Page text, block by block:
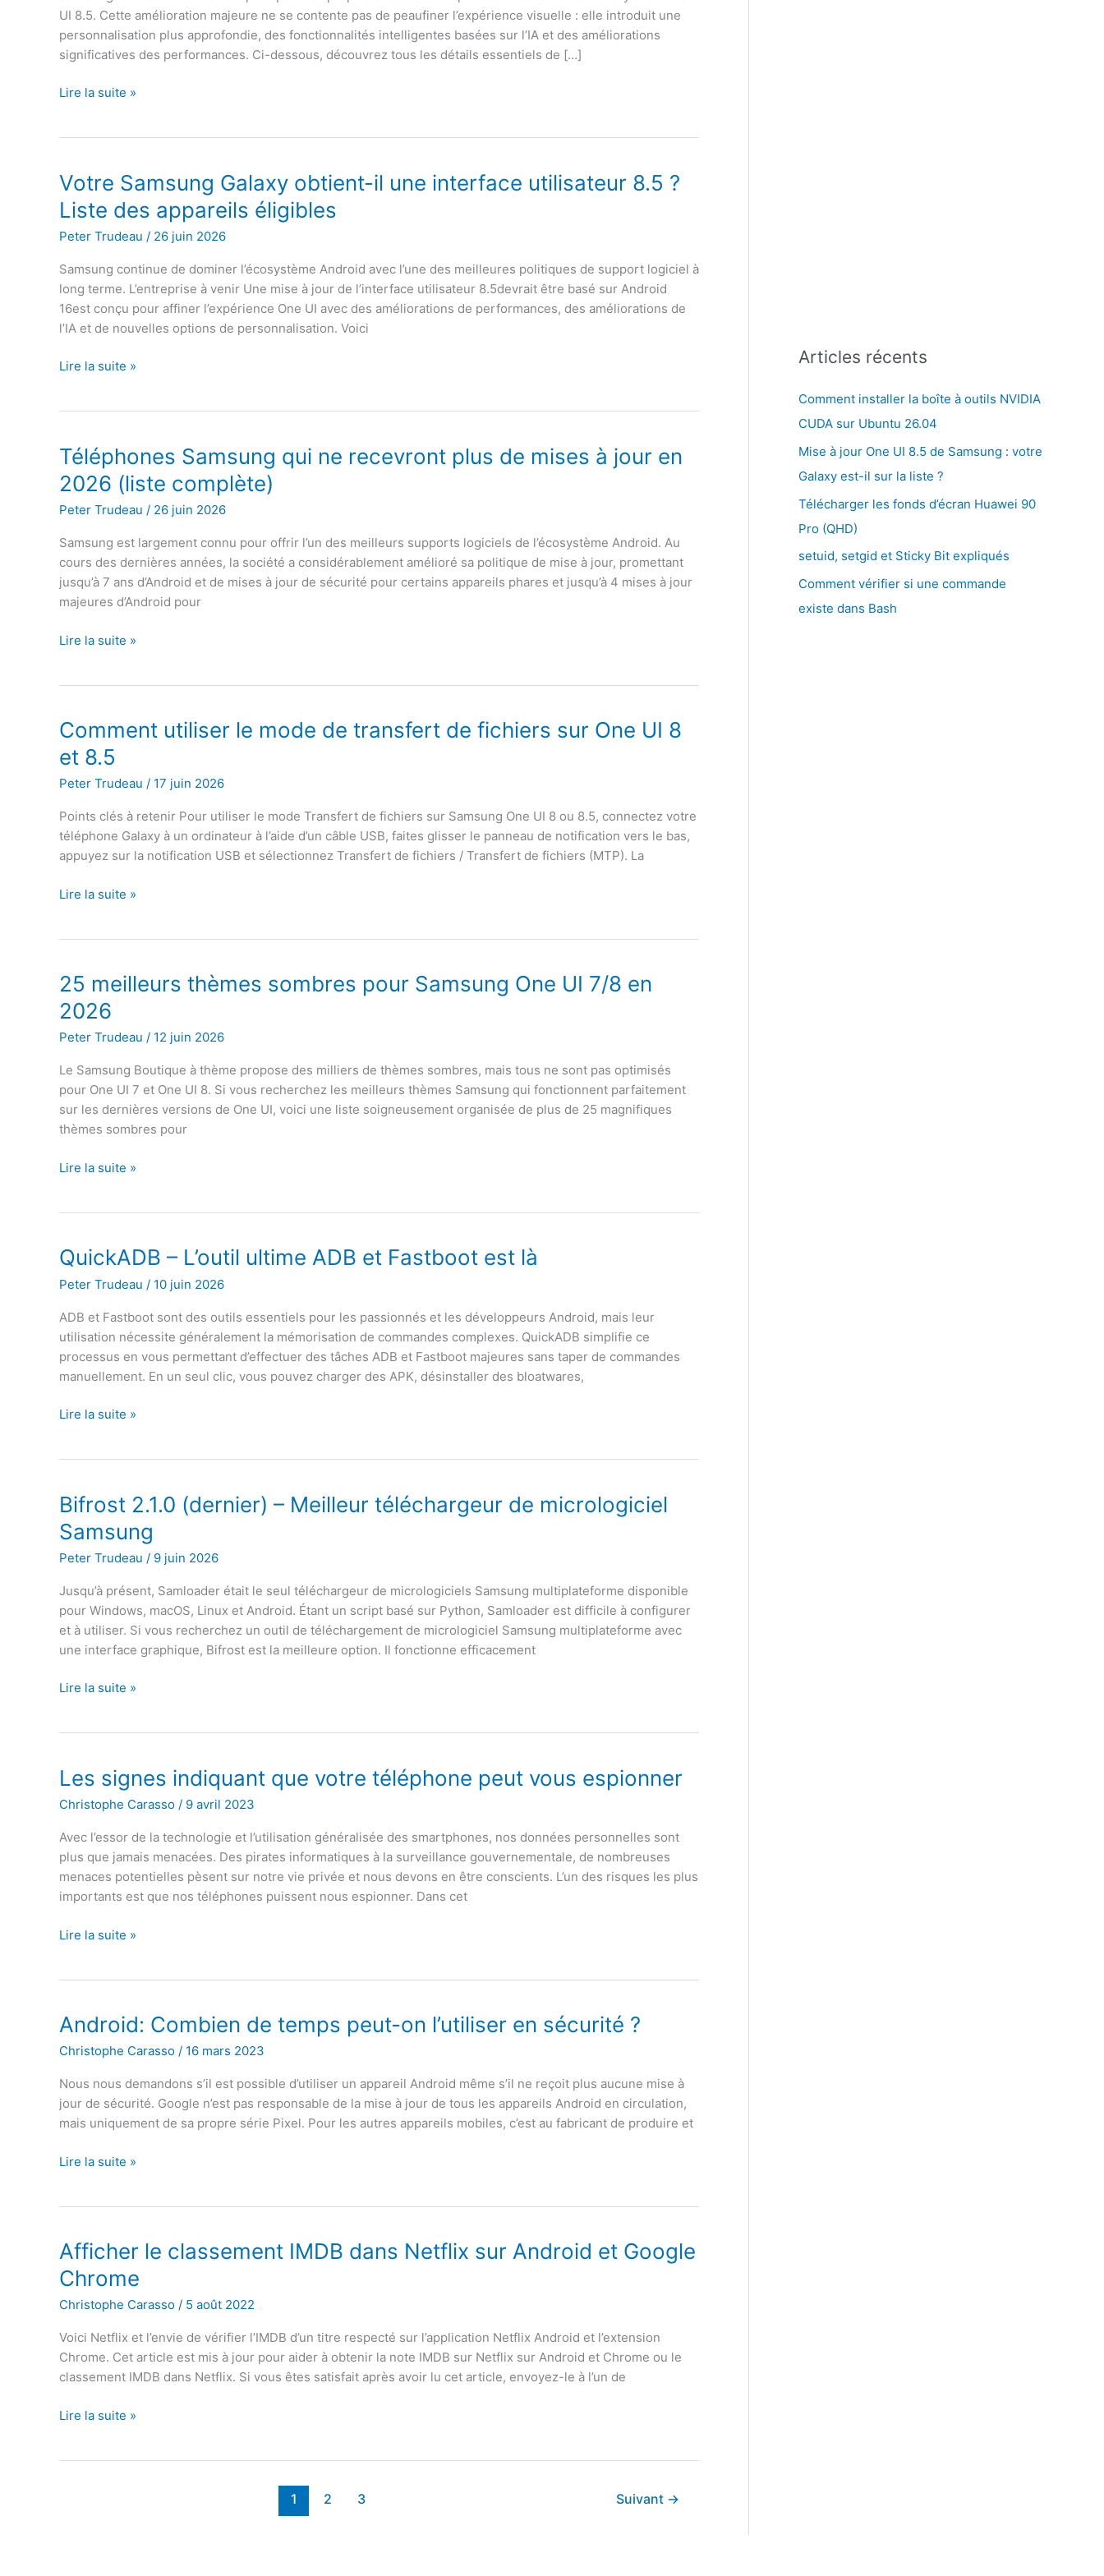
UI 8.5. Cette amélioration majeure ne se contente pas de peaufiner l’expérience visuelle : elle introduit une
personnalisation plus approfondie, des fonctionnalités intelligentes basées sur l’IA et des améliorations
significatives des performances. Ci-dessous, découvrez tous les détails essentiels de […]
Mise
8.5
Samsung :
Galaxy
est-
il
sur
liste ?
Lire la suite »
Votre Samsung Galaxy obtient-il une interface utilisateur 8.5 ?
Liste des appareils éligibles
Peter Trudeau / 26 juin 2026
Samsung continue de dominer l’écosystème Android avec l’une des meilleures politiques de support logiciel à
long terme. L’entreprise à venir Une mise à jour de l’interface utilisateur 8.5devrait être basé sur Android
16est conçu pour affiner l’expérience One UI avec des améliorations de performances, des améliorations de
l’IA et de nouvelles options de personnalisation. Voici
Votre
une
interface
utilisateur
Liste
des
appareils
éligibles
Lire la suite »
Téléphones Samsung qui ne recevront plus de mises à jour en
2026 (liste complète)
Peter Trudeau / 26 juin 2026
Samsung est largement connu pour offrir l’un des meilleurs supports logiciels de l’écosystème Android. Au
cours des dernières années, la société a considérablement amélioré sa politique de mise à jour, promettant
jusqu’à 7 ans d’Android et de mises à jour de sécurité pour certains appareils phares et jusqu’à 4 mises à jour
majeures d’Android pour
Téléphones
recevront
plus
de
mises
jour
en
2026
complète)
Lire la suite »
Comment utiliser le mode de transfert de fichiers sur One UI 8
et 8.5
Peter Trudeau / 17 juin 2026
Points clés à retenir Pour utiliser le mode Transfert de fichiers sur Samsung One UI 8 ou 8.5, connectez votre
téléphone Galaxy à un ordinateur à l’aide d’un câble USB, faites glisser le panneau de notification vers le bas,
appuyez sur la notification USB et sélectionnez Transfert de fichiers / Transfert de fichiers (MTP). La
Comment
transfert
de
fichiers
One
UI
8
et
Lire la suite »
25 meilleurs thèmes sombres pour Samsung One UI 7/8 en
2026
Peter Trudeau / 12 juin 2026
Le Samsung Boutique à thème propose des milliers de thèmes sombres, mais tous ne sont pas optimisés
pour One UI 7 et One UI 8. Si vous recherchez les meilleurs thèmes Samsung qui fonctionnent parfaitement
sur les dernières versions de One UI, voici une liste soigneusement organisée de plus de 25 magnifiques
thèmes sombres pour
25
pour
Samsung
One
7/8
en
2026
Lire la suite »
QuickADB – L’outil ultime ADB et Fastboot est là
Peter Trudeau / 10 juin 2026
ADB et Fastboot sont des outils essentiels pour les passionnés et les développeurs Android, mais leur
utilisation nécessite généralement la mémorisation de commandes complexes. QuickADB simplifie ce
processus en vous permettant d’effectuer des tâches ADB et Fastboot majeures sans taper de commandes
manuellement. En un seul clic, vous pouvez charger des APK, désinstaller des bloatwares,
QuickADB
ADB
et
Fastboot
est
Lire la suite »
Bifrost 2.1.0 (dernier) – Meilleur téléchargeur de micrologiciel
Samsung
Peter Trudeau / 9 juin 2026
Jusqu’à présent, Samloader était le seul téléchargeur de micrologiciels Samsung multiplateforme disponible
pour Windows, macOS, Linux et Android. Étant un script basé sur Python, Samloader est difficile à configurer
et à utiliser. Si vous recherchez un outil de téléchargement de micrologiciel Samsung multiplateforme avec
une interface graphique, Bifrost est la meilleure option. Il fonctionne efficacement
Bifrost
téléchargeur
de
Samsung
Lire la suite »
Les signes indiquant que votre téléphone peut vous espionner
Christophe Carasso / 9 avril 2023
Avec l’essor de la technologie et l’utilisation généralisée des smartphones, nos données personnelles sont
plus que jamais menacées. Des pirates informatiques à la surveillance gouvernementale, de nombreuses
menaces potentielles pèsent sur notre vie privée et nous devons en être conscients. L’un des risques les plus
importants est que nos téléphones puissent nous espionner. Dans cet
Les
téléphone
peut
espionner
Lire la suite »
Android: Combien de temps peut-on l’utiliser en sécurité ?
Christophe Carasso / 16 mars 2023
Nous nous demandons s’il est possible d’utiliser un appareil Android même s’il ne reçoit plus aucune mise à
jour de sécurité. Google n’est pas responsable de la mise à jour de tous les appareils Android en circulation,
mais uniquement de sa propre série Pixel. Pour les autres appareils mobiles, c’est au fabricant de produire et
Android:
peut-
on
l’utiliser
en
?
Lire la suite »
Afficher le classement IMDB dans Netflix sur Android et Google
Chrome
Christophe Carasso / 5 août 2022
Voici Netflix et l’envie de vérifier l’IMDB d’un titre respecté sur l’application Netflix Android et l’extension
Chrome. Cet article est mis à jour pour aider à obtenir la note IMDB sur Netflix sur Android et Chrome ou le
classement IMDB dans Netflix. Si vous êtes satisfait après avoir lu cet article, envoyez-le à l’un de
Afficher
Lire la suite »
1 2 3 Suivant →
Articles récents
Comment installer la boîte à outils NVIDIA
CUDA sur Ubuntu 26.04
Mise à jour One UI 8.5 de Samsung : votre
Galaxy est-il sur la liste ?
Télécharger les fonds d’écran Huawei 90
Pro (QHD)
setuid, setgid et Sticky Bit expliqués
Comment vérifier si une commande
existe dans Bash